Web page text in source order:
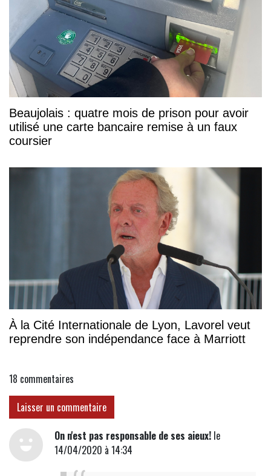
Beaujolais : quatre mois de prison pour avoir
utilisé une carte bancaire remise à un faux
coursier
À la Cité Internationale de Lyon, Lavorel veut
reprendre son indépendance face à Marriott
18 commentaires
Laisser un commentaire
On n'est pas responsable de ses aieux!le
14/04/2020 à 14:34